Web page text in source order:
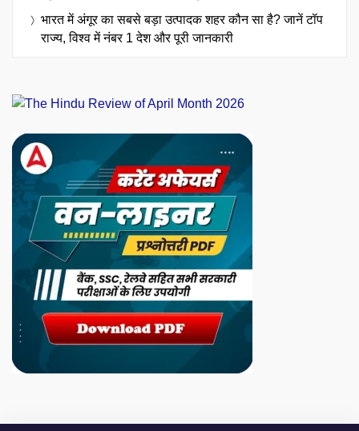
भारत में अंगूर का सबसे बड़ा उत्पादक शहर कौन सा है? जानें टॉप
राज्य, विश्व में नंबर 1 देश और पूरी जानकारी